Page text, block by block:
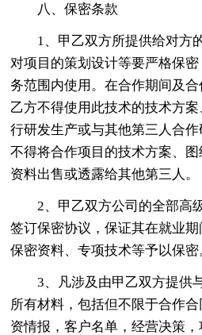
八、保密条款
1、甲乙双方所提供给对方
对项目的策划设计等要严格保
务范围内使用。在合作期间及合
乙方不得使用此技术的技术方
行研发生产或与其他第三人合
不得将合作项目的技术方案、
资料出售或透露给其他第三人。
2、甲乙双方公司的全部高
签订保密协议，保证其在就业
保密资料、专项技术等予以保密
3、凡涉及由甲乙双方提供
所有材料，包括但不限于合作
资情报，客户名单，经营决策，